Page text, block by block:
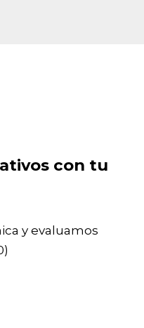
con tu
y evaluamos